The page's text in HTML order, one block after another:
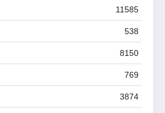
11585
538
8150
769
3874